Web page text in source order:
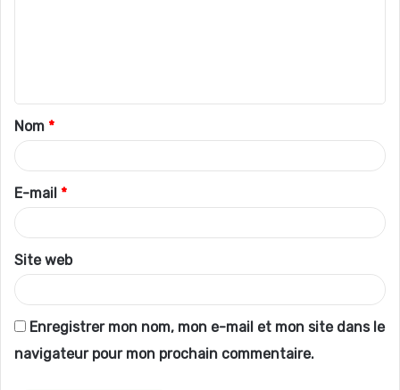
t
a
i
r
e
*
Nom *
E-mail *
Site web
Enregistrer mon nom, mon e-mail et mon site dans le
navigateur pour mon prochain commentaire.